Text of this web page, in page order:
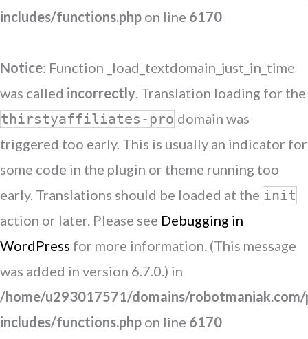
includes/functions.php on line 6170
Notice: Function _load_textdomain_just_in_time
was called incorrectly. Translation loading for the
thirstyaffiliates-pro domain was
triggered too early. This is usually an indicator for
some code in the plugin or theme running too
early. Translations should be loaded at the init
action or later. Please see Debugging in
WordPress for more information. (This message
was added in version 6.7.0.) in
/home/u293017571/domains/
includes/functions.php on line 6170